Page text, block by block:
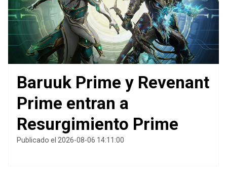
Baruuk Prime y Revenant
Prime entran a
Resurgimiento Prime
Publicado el 2026-08-06 14:11:00